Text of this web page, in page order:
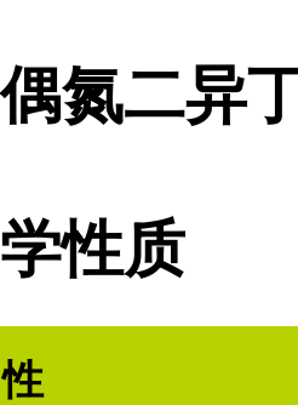
偶氮二异
学性质
性